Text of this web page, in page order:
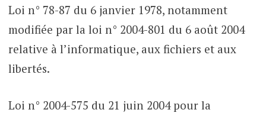
Loi n° 78-87 du 6 janvier 1978, notamment
modifiée par la loi n° 2004-801 du 6 août 2004
relative à l’informatique, aux fichiers et aux
libertés.
Loi n° 2004-575 du 21 juin 2004 pour la